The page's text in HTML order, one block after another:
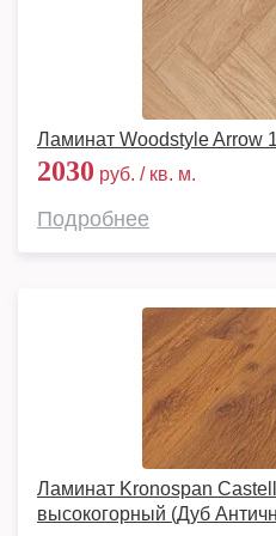
Ламинат Woodstyle Arrow
2030 руб. / кв. м.
Подробнее
Ламинат Kronospan
высокогорный (Дуб